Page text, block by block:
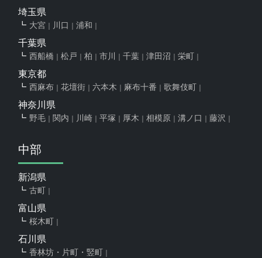
埼玉県
大宮 川口 浦和
千葉県
西船橋 松戸 柏 市川 千葉 津田沼 栄町
東京都
西麻布 花壇街 六本木 麻布十番 歌舞伎町
神奈川県
野毛 関内 川崎 平塚 厚木 相模原 溝ノ口 藤沢
中部
新潟県
古町
富山県
桜木町
石川県
香林坊・片町・竪町